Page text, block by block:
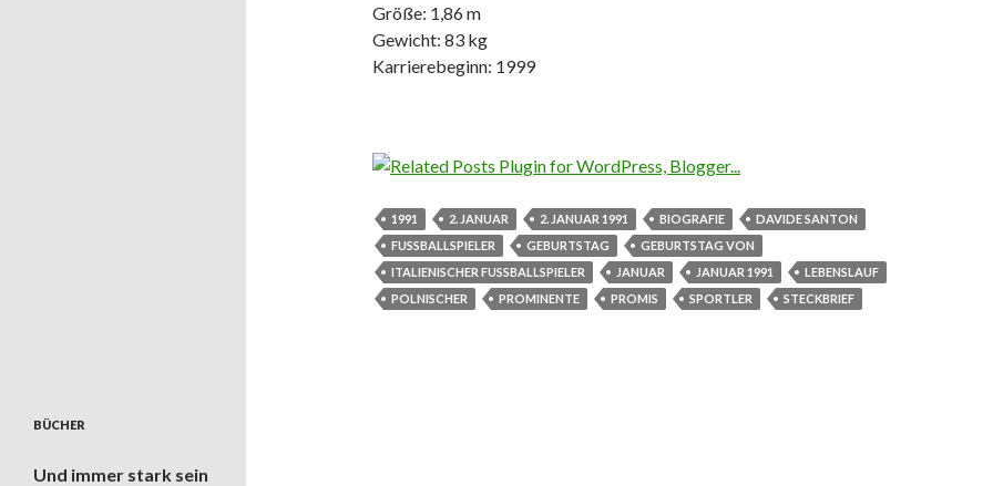
Größe: 1,86 m
Gewicht: 83 kg
Karrierebeginn: 1999
1991 2. JANUAR 2. JANUAR 1991 BIOGRAFIE
DAVIDE SANTON
FUSSBALLSPIELER
GEBURTSTAG
GEBURTSTAG VON
ITALIENISCHER FUSSBALLSPIELER
JANUAR JANUAR 1991
LEBENSLAUF
POLNISCHER
PROMINENTE PROMIS SPORTLER STECKBRIEF
BÜCHER
Und immer stark sein